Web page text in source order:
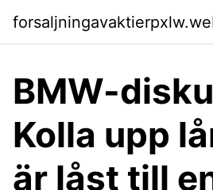
BMW-
Kolla upp
är låst till